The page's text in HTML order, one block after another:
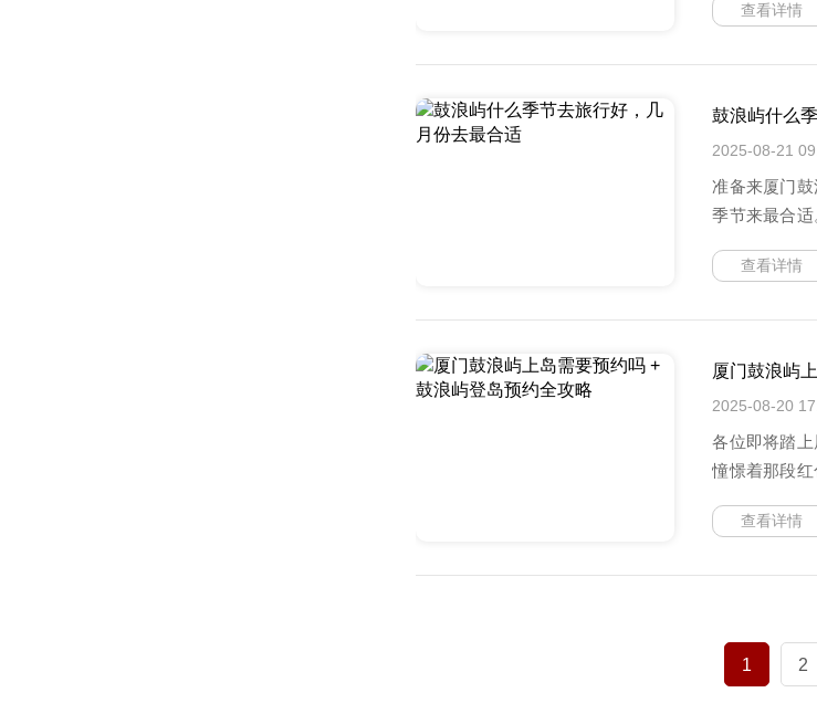
查看详情
鼓浪屿什么
2025-08-21
准备来厦门
季节来最合
查看详情
厦门鼓浪屿
2025-08-20
各位即将踏
憧憬着那段
查看详情
1 2